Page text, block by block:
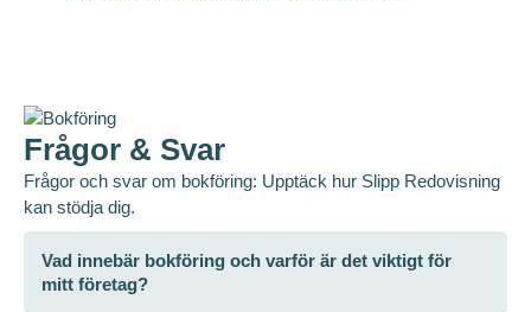
Frågor & Svar
Frågor och svar om bokföring: Upptäck hur Slipp Redovisning
kan stödja dig.
Vad innebär bokföring och varför är det viktigt för
mitt företag?